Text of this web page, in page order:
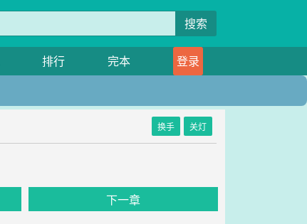
搜索
排行 完本
登录
换手 关灯
下一章